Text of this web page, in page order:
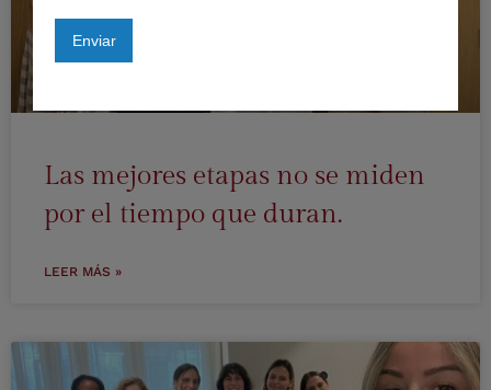
Las mejores etapas no se miden
por el tiempo que duran.
LEER MÁS »
Enviar